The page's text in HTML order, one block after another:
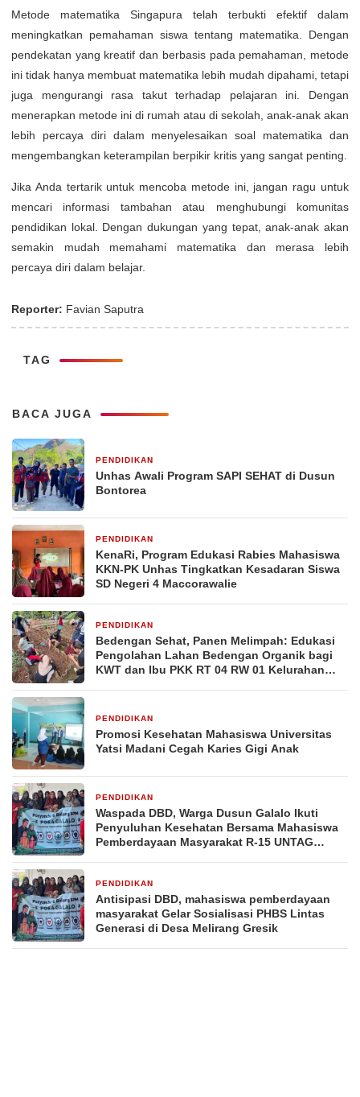
Metode matematika Singapura telah terbukti efektif dalam
meningkatkan pemahaman siswa tentang matematika. Dengan
pendekatan yang kreatif dan berbasis pada pemahaman, metode
ini tidak hanya membuat matematika lebih mudah dipahami, tetapi
juga mengurangi rasa takut terhadap pelajaran ini. Dengan
menerapkan metode ini di rumah atau di sekolah, anak-anak akan
lebih percaya diri dalam menyelesaikan soal matematika dan
mengembangkan keterampilan berpikir kritis yang sangat penting.
Jika Anda tertarik untuk mencoba metode ini, jangan ragu untuk
mencari informasi tambahan atau menghubungi komunitas
pendidikan lokal. Dengan dukungan yang tepat, anak-anak akan
semakin mudah memahami matematika dan merasa lebih
percaya diri dalam belajar.
Reporter: Favian Saputra
TAG
BACA JUGA
PENDIDIKAN
Unhas Awali Program SAPI SEHAT di Dusun
Bontorea
PENDIDIKAN
KenaRi, Program Edukasi Rabies Mahasiswa
KKN-PK Unhas Tingkatkan Kesadaran Siswa
SD Negeri 4 Maccorawalie
PENDIDIKAN
Bedengan Sehat, Panen Melimpah: Edukasi
Pengolahan Lahan Bedengan Organik bagi
KWT dan Ibu PKK RT 04 RW 01 Kelurahan
PENDIDIKAN
Promosi Kesehatan Mahasiswa Universitas
Yatsi Madani Cegah Karies Gigi Anak
PENDIDIKAN
Waspada DBD, Warga Dusun Galalo Ikuti
Penyuluhan Kesehatan Bersama Mahasiswa
Pemberdayaan Masyarakat R-15 UNTAG
PENDIDIKAN
Antisipasi DBD, mahasiswa pemberdayaan
masyarakat Gelar Sosialisasi PHBS Lintas
Generasi di Desa Melirang Gresik